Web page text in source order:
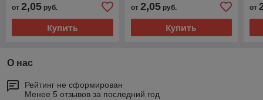
от 2,05 руб.
Купить
от 2,05руб.
Купить
от
О нас
Рейтинг не сформирован
Менее 5 отзывов за последний год